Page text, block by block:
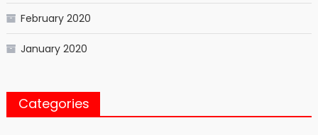
February 2020
January 2020
Categories